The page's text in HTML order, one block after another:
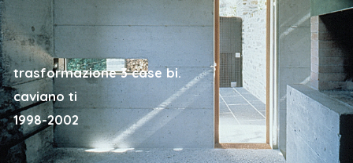
trasformazione 3 case bi.
caviano ti
1998-2002